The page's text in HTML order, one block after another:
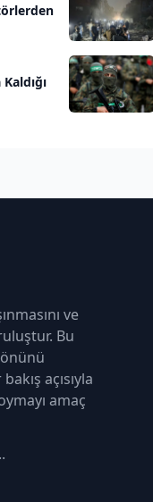
ve
Bu
açısıyla
amaç